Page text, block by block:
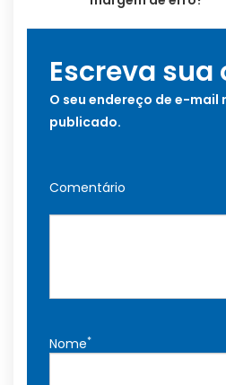
Escreva
O seu endereço de e-mail
publicado.
Comentário
Nome*